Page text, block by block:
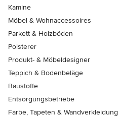
Kamine
Möbel & Wohnaccessoires
Parkett & Holzböden
Polsterer
Produkt- & Möbeldesigner
Teppich & Bodenbeläge
Baustoffe
Entsorgungsbetriebe
Farbe, Tapeten & Wandverkleidung